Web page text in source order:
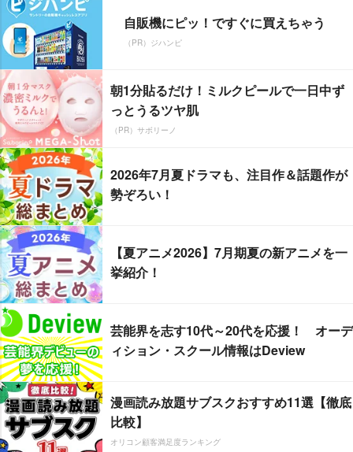
自販機にピッ！ですぐに買えちゃう
（PR）ジハンピ
朝1分貼るだけ！ミルクピールで一日中ず
っとうるツヤ肌
（PR）サボリーノ
2026年7月夏ドラマも、注目作＆話題作が
勢ぞろい！
【夏アニメ2026】7月期夏の新アニメを一
挙紹介！
芸能界を志す10代～20代を応援！ オーデ
ィション・スクール情報はDeview
漫画読み放題サブスクおすすめ11選【徹底
比較】
オリコン顧客満足度ランキング